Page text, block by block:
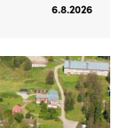
6.8.2026